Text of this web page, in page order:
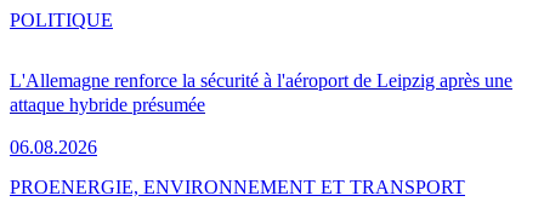
L'Allemagne renforce la sécurité à l'aéroport de Leipzig après une
attaque hybride présumée
06.08.2026
POLITIQUE
PROENERGIE, ENVIRONNEMENT ET TRANSPORT